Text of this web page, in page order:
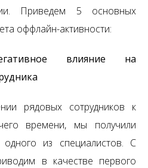
Приведем 5 основных
оффлайн-активности:
влияние на
рядовых сотрудников к
времени, мы получили
из специалистов. С
в качестве первого